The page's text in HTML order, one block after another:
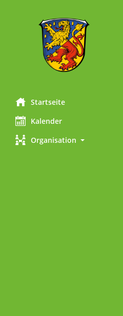
Startseite
Kalender
Organisation